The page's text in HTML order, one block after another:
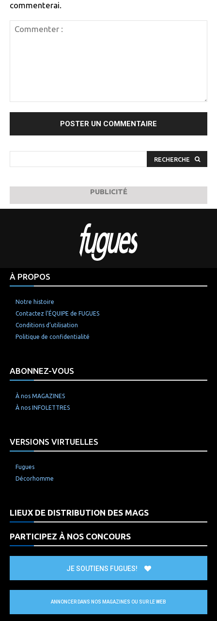
commenterai.
RECHERCHE
PUBLICITÉ
À PROPOS
Notre histoire
Contactez l’ÉQUIPE de FUGUES
Conditions d’utilisation
Politique de confidentialité
ABONNEZ-VOUS
À nos MAGAZINES
À nos INFOLETTRES
VERSIONS VIRTUELLES
Fugues
Décorhomme
LIEUX DE DISTRIBUTION DES MAGS
PARTICIPEZ À NOS CONCOURS
JE SOUTIENS FUGUES!
ANNONCER DANS NOS MAGAZINES OU SUR LE WEB